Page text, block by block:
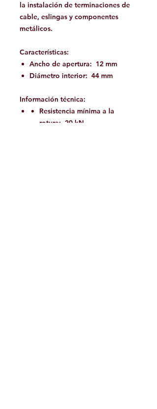
la instalación de terminaciones de
cable, eslingas y componentes
metálicos.
Características:
Ancho de apertura: 12 mm
Diámetro interior: 44 mm
Información técnica:
Resistencia mínima a la
rotura: 20 kN